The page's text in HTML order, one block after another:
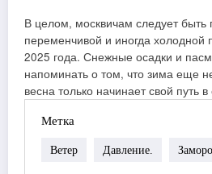
В целом, москвичам следует быть
переменчивой и иногда холодной
2025 года. Снежные осадки и
напоминать о том, что зима еще
весна только начинает свой путь
Метка
Ветер Давление.